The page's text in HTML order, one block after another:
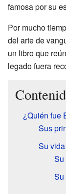
famosa por su
Por mucho
del arte de
un libro que
legado fuera
¿Quién fue
Sus
Su
Su
Su